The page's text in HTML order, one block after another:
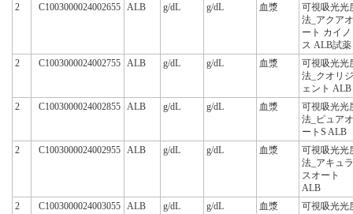
2
C1003000024002655 ALB g/dL g/dL 血漿
可視吸光光
法_アクアオ
ート カイノ
ス ALB試薬
2
C1003000024002755 ALB g/dL g/dL 血漿
可視吸光光
法_クオリジ
ェント ALB
2
C1003000024002855 ALB g/dL g/dL 血漿
可視吸光光
法_ピュアオ
ートS ALB
2
C1003000024002955 ALB g/dL g/dL 血漿
可視吸光光
法_アキュラ
スオート
ALB
2
C1003000024003055 ALB g/dL g/dL 血漿
可視吸光光